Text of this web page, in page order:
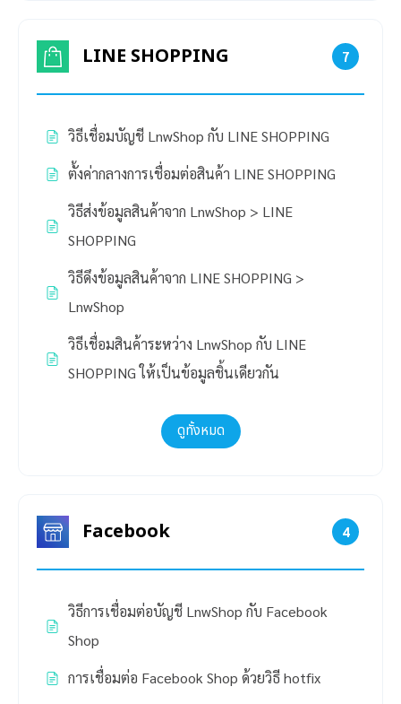
LINE SHOPPING 7
วิธีเชื่อมบัญชี LnwShop กับ LINE SHOPPING
ตั้งค่ากลางการเชื่อมต่อสินค้า LINE SHOPPING
วิธีส่งข้อมูลสินค้าจาก LnwShop > LINE
SHOPPING
วิธีดึงข้อมูลสินค้าจาก LINE SHOPPING >
LnwShop
วิธีเชื่อมสินค้าระหว่าง LnwShop กับ LINE
SHOPPING ให้เป็นข้อมูลชิ้นเดียวกัน
ดูทั้งหมด
Facebook 4
วิธีการเชื่อมต่อบัญชี LnwShop กับ Facebook
Shop
การเชื่อมต่อ Facebook Shop ด้วยวิธี hotfix